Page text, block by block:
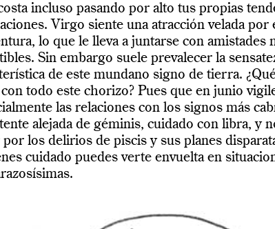
incluso pasando por alto tus propias
Virgo siente una atracción velada por
lo que le lleva a juntarse con amistades
Sin embargo suele prevalecer la
de este mundano signo de tierra.
todo este chorizo? Pues que en junio
las relaciones con los signos más
alejada de géminis, cuidado con libra, y
por los delirios de piscis y sus planes
cuidado puedes verte envuelta en